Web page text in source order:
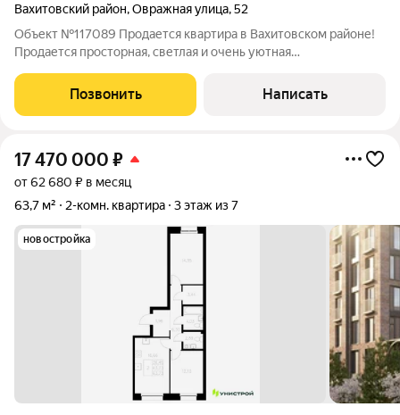
Вахитовский район,Овражная улица,52
Объект №117089 Продается квартира в Вахитовском районе!
Продается просторная, светлая и очень уютная
планировка, много солнечного света. В квартире сделан новый
ремонт. Квартира укомплектована всей
Позвонить Написать
17 470 000 ₽
от 62 680 ₽ в месяц
63,7 м²
2-комн. квартира 3 этаж из 7
новостройка